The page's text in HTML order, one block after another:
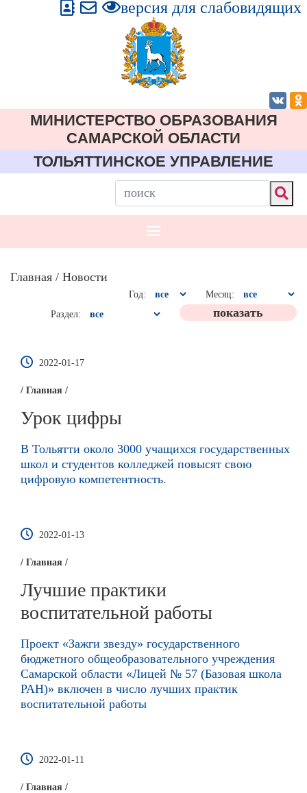
версия для слабовидящих
МИНИСТЕРСТВО ОБРАЗОВАНИЯ
CАМАРСКОЙ ОБЛАСТИ
ТОЛЬЯТТИНСКОЕ УПРАВЛЕНИЕ
Главная / Новости
Год:
Месяц:
Раздел:
2022-01-17
/ Главная /
Урок цифры
В Тольятти около 3000 учащихся государственных
школ и студентов колледжей повысят свою
цифровую компетентность.
2022-01-13
/ Главная /
Лучшие практики
воспитательной работы
Проект «Зажги звезду» государственного
бюджетного общеобразовательного учреждения
Самарской области «Лицей № 57 (Базовая школа
РАН)» включен в число лучших практик
воспитательной работы
2022-01-11
/ Главная /